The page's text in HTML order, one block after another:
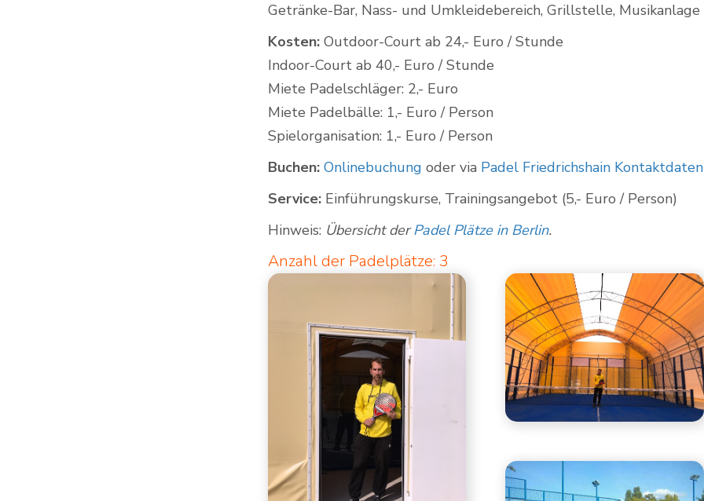
Getränke-Bar, Nass- und Umkleidebereich, Grillstelle, Musikanlage
Kosten: Outdoor-Court ab 24,- Euro / Stunde
Indoor-Court ab 40,- Euro / Stunde
Miete Padelschläger: 2,- Euro
Miete Padelbälle: 1,- Euro / Person
Spielorganisation: 1,- Euro / Person
Buchen: Onlinebuchung oder via Padel Friedrichshain Kontaktdaten
Service: Einführungskurse, Trainingsangebot (5,- Euro / Person)
Hinweis: Übersicht derPadel Plätze in Berlin.
Anzahl der Padelplätze: 3